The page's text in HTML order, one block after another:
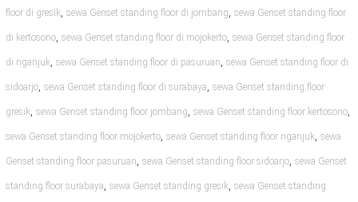
floor di gresik, sewa Genset standing floor di jombang, sewa Genset standing floor
di kertosono, sewa Genset standing floor di mojokerto, sewa Genset standing floor
di nganjuk, sewa Genset standing floor di pasuruan, sewa Genset standing floor di
sidoarjo, sewa Genset standing floor di surabaya, sewa Genset standing floor
gresik, sewa Genset standing floor jombang, sewa Genset standing floor kertosono,
sewa Genset standing floor mojokerto, sewa Genset standing floor nganjuk, sewa
Genset standing floor pasuruan, sewa Genset standing floor sidoarjo, sewa Genset
standing floor surabaya, sewa Genset standing gresik, sewa Genset standing